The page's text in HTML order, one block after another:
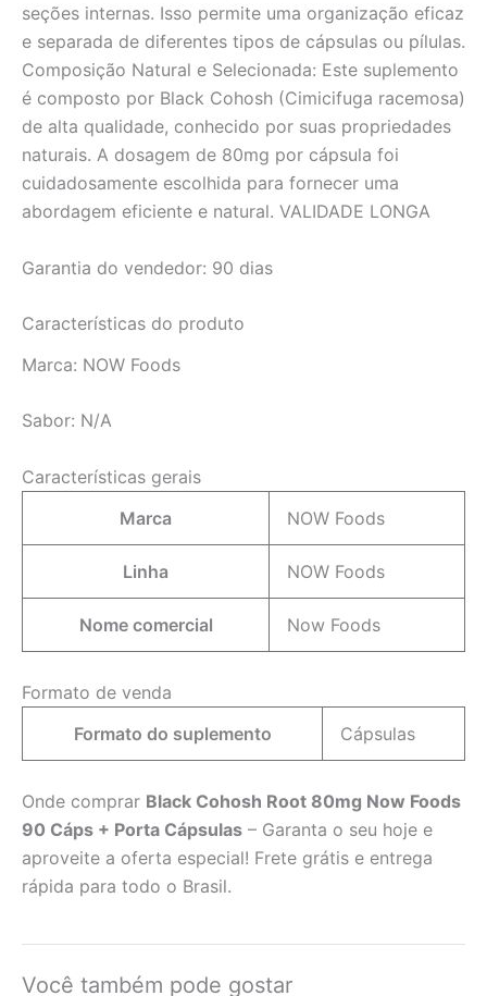
seções internas. Isso permite uma organização eficaz
e separada de diferentes tipos de cápsulas ou pílulas.
Composição Natural e Selecionada: Este suplemento
é composto por Black Cohosh (Cimicifuga racemosa)
de alta qualidade, conhecido por suas propriedades
naturais. A dosagem de 80mg por cápsula foi
cuidadosamente escolhida para fornecer uma
abordagem eficiente e natural. VALIDADE LONGA
Garantia do vendedor: 90 dias
Características do produto
Marca: NOW Foods
Sabor: N/A
Características gerais
Marca
NOW Foods
Linha NOW Foods
Nome comercial Now Foods
Formato de venda
Formato do suplemento
Cápsulas
Onde comprar Black Cohosh Root 80mg Now Foods
90 Cáps + Porta Cápsulas – Garanta o seu hoje e
aproveite a oferta especial! Frete grátis e entrega
rápida para todo o Brasil.
Você também pode gostar